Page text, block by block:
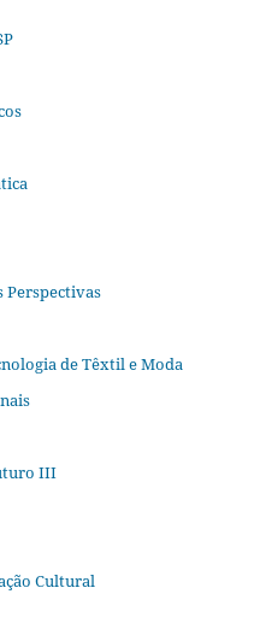
Perspectivas
de Têxtil e Moda
III
Cultural